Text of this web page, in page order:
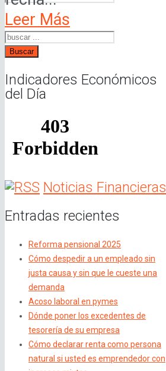
Leer Más
Buscar
Indicadores Económicos
del Día
Noticias Financieras
Entradas recientes
Reforma pensional 2025
Cómo despedir a un empleado sin
justa causa y sin que le cueste una
demanda
Acoso laboral en pymes
Dónde poner los excedentes de
tesorería de su empresa
Cómo declarar renta como persona
natural si usted es emprendedor con